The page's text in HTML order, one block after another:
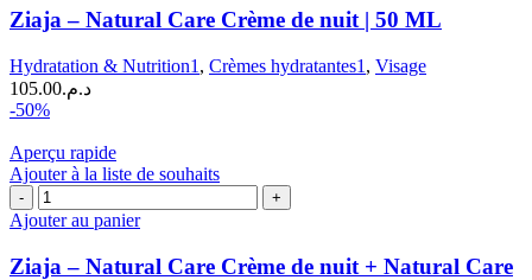
-
Natural
Care
Crème
de
nuit
50
ML
Ziaja – Natural Care Crème de nuit | 50 ML
Hydratation & Nutrition1 , Crèmes hydratantes1 , Visage
د.م.105.00
-50%
Aperçu rapide
Ajouter à la liste de souhaits
quantité
de
–
Ajouter au panier
Ziaja – Natural Care Crème de nuit + Natural Care